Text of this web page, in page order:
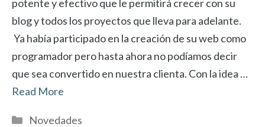
potente y efectivo que le permitirá crecer con su
blog y todos los proyectos que lleva para adelante.
Ya había participado en la creación de su web como
programador pero hasta ahora no podíamos decir
que sea convertido en nuestra clienta. Con la idea …
Read More
Categorías
Novedades